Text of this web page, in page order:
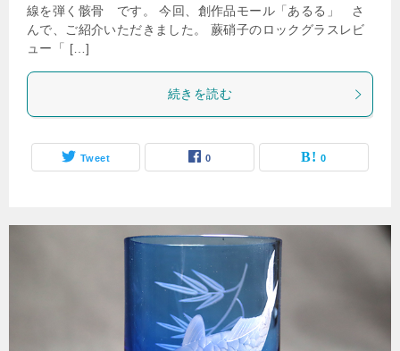
線を弾く骸骨 です。 今回、創作品モール「あるる」 さ
んで、ご紹介いただきました。 蕨硝子のロックグラスレビ
ュー「 […]
続きを読む
Tweet 0 0